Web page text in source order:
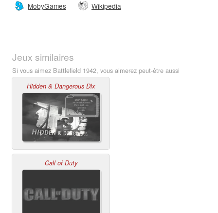
MobyGames Wikipedia
Jeux similaires
Si vous aimez Battlefield 1942, vous aimerez peut-être aussi
Hidden & Dangerous Dlx
Call of Duty